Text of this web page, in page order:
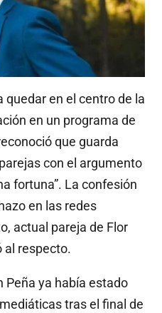
quedar en el centro de la
en un programa de
que guarda
con el argumento
fortuna”. La confesión
en las redes
actual pareja de Flor
al respecto.
Peña ya había estado
tras el final de